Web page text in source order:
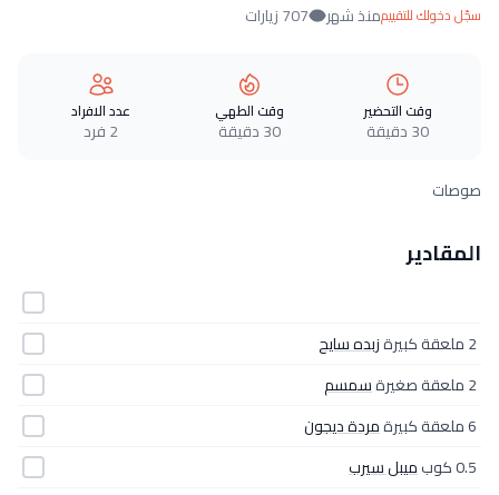
سجّل دخولك للتقييممنذ شهر 707 زيارات
وقت التحضير
30 دقيقة
وقت الطهي
30 دقيقة
عدد الافراد
2 فرد
صوصات
المقادير
2 ملعقة كبيرة
زبده سايح
2 ملعقة صغيرة
سمسم
6 ملعقة كبيرة
مردة ديجون
0.5 كوب
ميبل سيرب